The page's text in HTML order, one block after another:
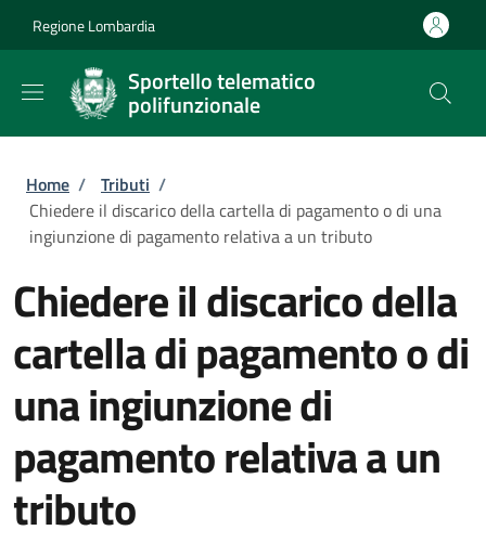
Regione Lombardia
Sportello telematico
polifunzionale
Briciole di pane
Home / Tributi /
Chiedere il discarico della cartella di pagamento o di una
ingiunzione di pagamento relativa a un tributo
Chiedere il discarico della
cartella di pagamento o di
una ingiunzione di
pagamento relativa a un
tributo